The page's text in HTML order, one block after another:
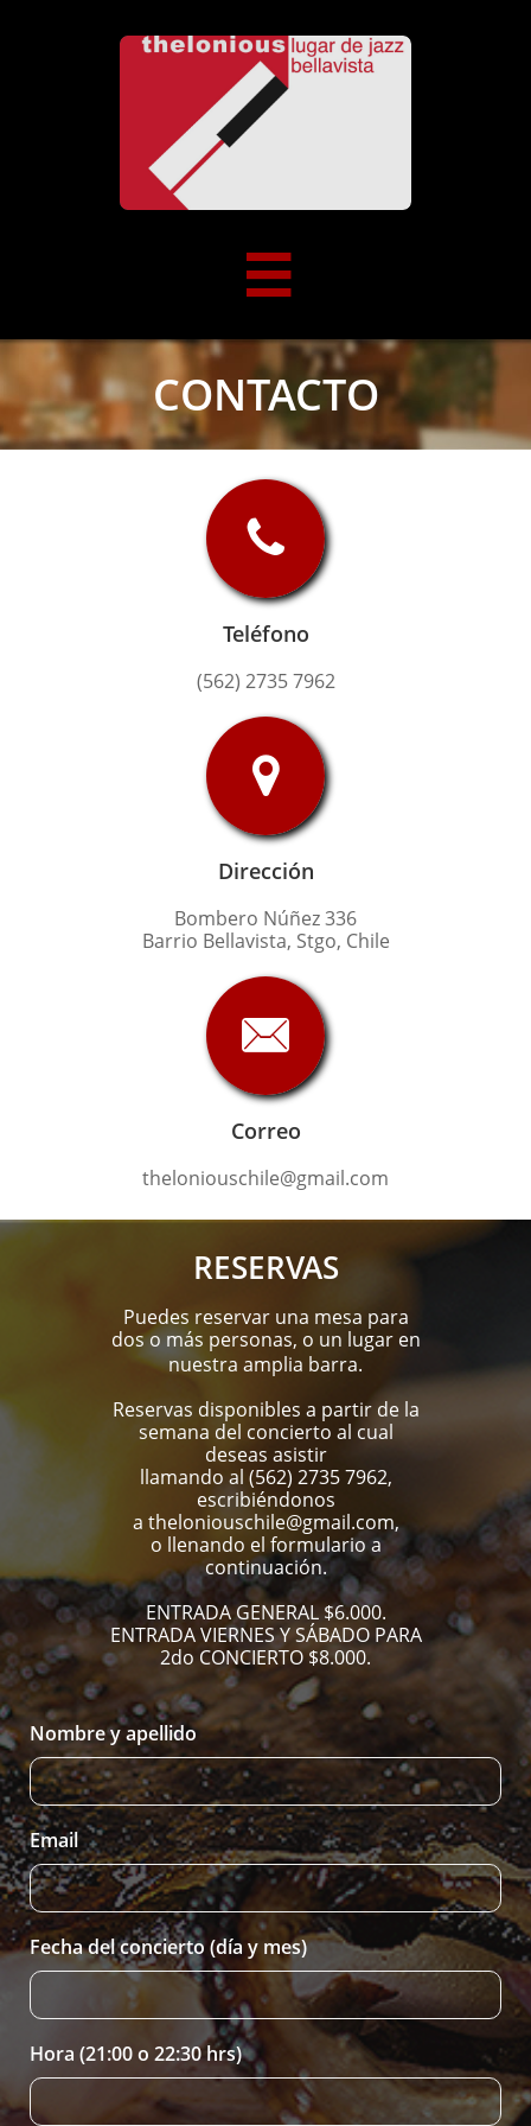

CONTACTO

Teléfono
(562) 2735 7962

Dirección
Bombero Núñez 336
Barrio Bellavista, Stgo, Chile

Correo
theloniouschile@gmail.com
RESERVAS
Puedes reservar una mesa para
dos o más personas, o un lugar en
nuestra amplia barra.
Reservas disponibles a partir de la
semana del concierto al cual
deseas asistir
llamando al (562) 2735 7962,
escribiéndonos
a theloniouschile@gmail.com,
o llenando el formulario a
continuación.
ENTRADA GENERAL $6.000.
ENTRADA VIERNES Y SÁBADO PARA
2do CONCIERTO $8.000.
Nombre y apellido
Email
Fecha del concierto (día y mes)
Hora (21:00 o 22:30 hrs)